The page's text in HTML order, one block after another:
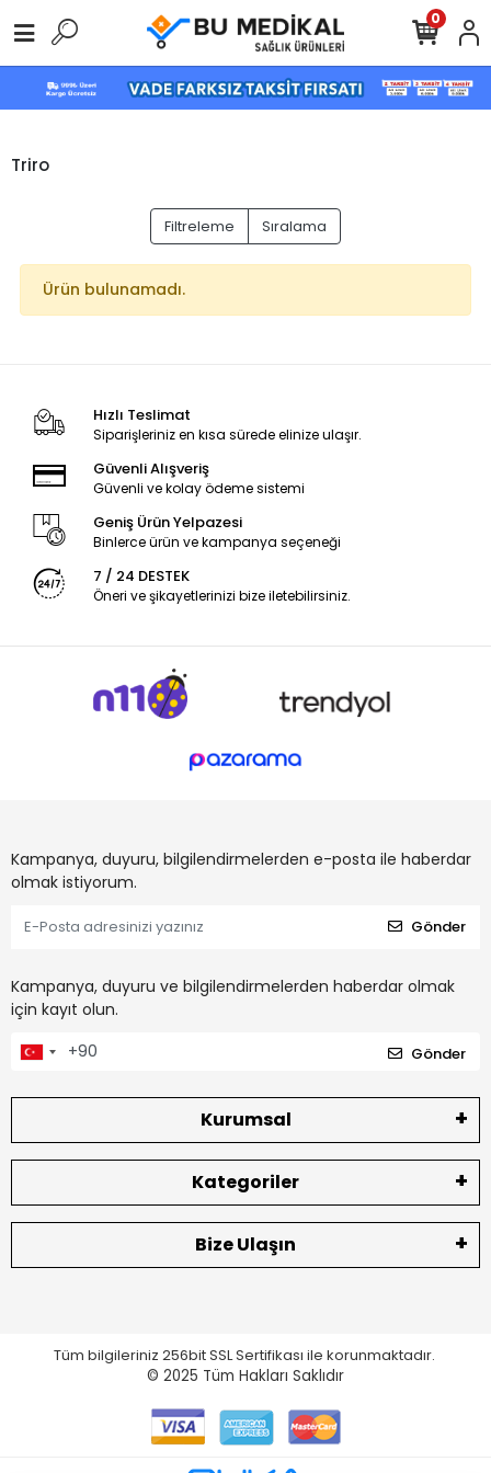
0
Triro
Filtreleme Sıralama
Ürün bulunamadı.
Hızlı Teslimat
Siparişleriniz en kısa sürede elinize ulaşır.
Güvenli Alışveriş
Güvenli ve kolay ödeme sistemi
Geniş Ürün Yelpazesi
Binlerce ürün ve kampanya seçeneği
7 / 24 DESTEK
Öneri ve şikayetlerinizi bize iletebilirsiniz.
Kampanya, duyuru, bilgilendirmelerden e-posta ile haberdar
olmak istiyorum.
Gönder
Kampanya, duyuru ve bilgilendirmelerden haberdar olmak
için kayıt olun.
Gönder
Kurumsal
Kategoriler
Bize Ulaşın
Tüm bilgileriniz 256bit SSL Sertifikası ile korunmaktadır.
© 2025 Tüm Hakları Saklıdır